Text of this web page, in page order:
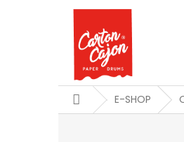
DomůE-SHOP